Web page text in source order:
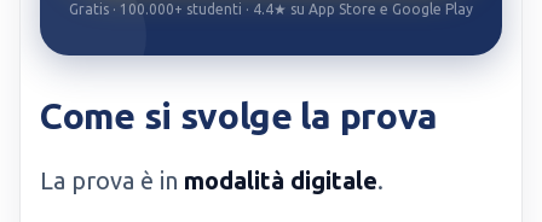
Gratis · 100.000+ studenti · 4.4★ su App Store e Google Play
Come si svolge la prova
La prova è in modalità digitale.